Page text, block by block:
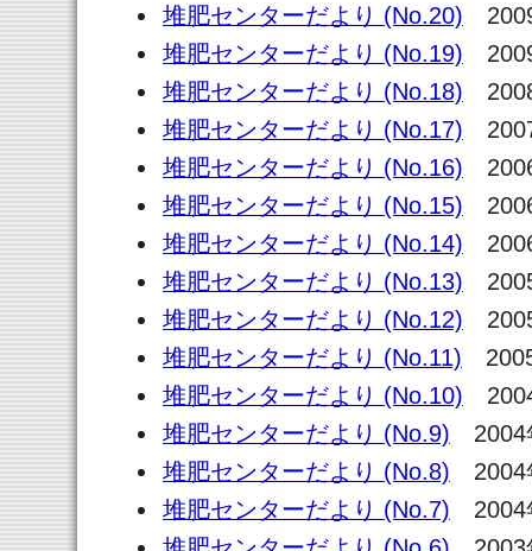
堆肥センターだより (No.20)
堆肥センターだより (No.19)
堆肥センターだより (No.18)
堆肥センターだより (No.17)
堆肥センターだより (No.16)
堆肥センターだより (No.15)
堆肥センターだより (No.14)
堆肥センターだより (No.13)
堆肥センターだより (No.12)
堆肥センターだより (No.11)
堆肥センターだより (No.10)
堆肥センターだより (No.9) 2004
堆肥センターだより (No.8) 2004
堆肥センターだより (No.7) 2004